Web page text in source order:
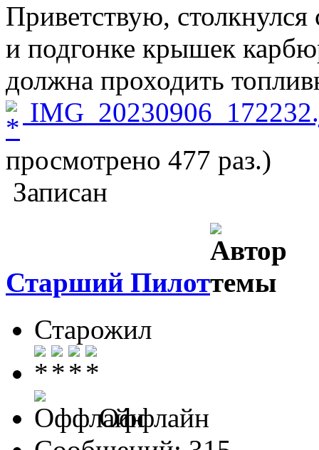
Приветствую,
и подгонке крышек
должна проходить
просмотрено 477 раз.)
Записан
Старший Пилот
Старожил
Оффлайн